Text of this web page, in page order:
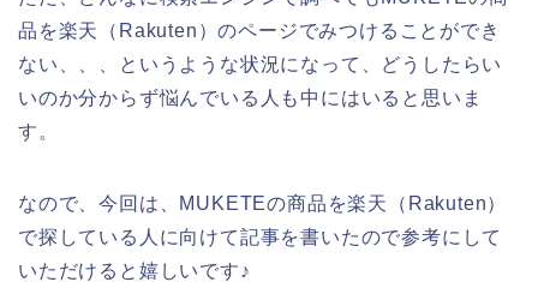
品を楽天（Rakuten）のページでみつけることができ
ない、、、というような状況になって、どうしたらい
いのか分からず悩んでいる人も中にはいると思いま
す。
なので、今回は、MUKETEの商品を楽天（Rakuten）
で探している人に向けて記事を書いたので参考にして
いただけると嬉しいです♪